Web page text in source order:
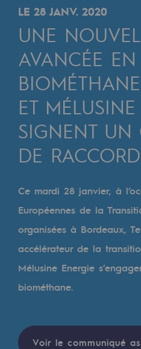
Accélérateur de
Un réseau local et
Une organisation
Une
Digitalisation
Transversalité et
Notre culture et
Notre organisation
Notre
Gouvernance
Indicateurs
LE 28 JANV. 2020
UNE
AVANCÉE
ET
SIGNENT UN
DE
Ce mardi 28 janvier, à
Européennes de la
organisées à Bordeaux,
accélérateur de la
Mélusine Energie
biométhane.
Voir le communiqué